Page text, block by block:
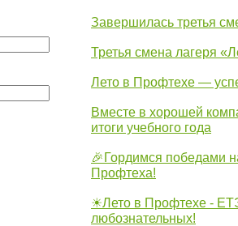
Завершилась третья
Третья смена лагеря
Лето в Профтехе —
Вместе в хорошей
итоги учебного года
🎉Гордимся победами
Профтеха!
☀Лето в Профтехе -
любознательных!